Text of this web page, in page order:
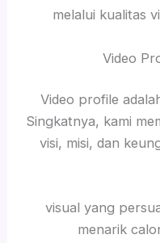
melalui kualitas
Video
Video profile
Singkatnya, kami
visi, misi, dan
visual yang
menarik